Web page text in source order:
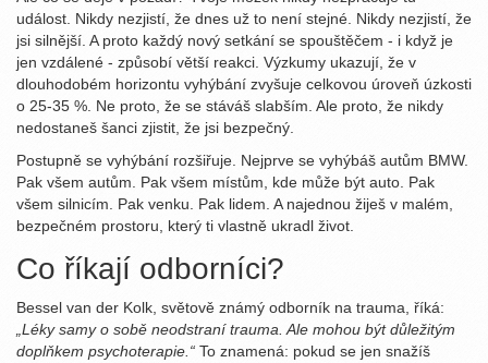
událost. Nikdy nezjistí, že dnes už to není stejné. Nikdy nezjistí, že
jsi silnější. A proto každý nový setkání se spouštěčem - i když je
jen vzdálené - způsobí větší reakci. Výzkumy ukazují, že v
dlouhodobém horizontu vyhýbání zvyšuje celkovou úroveň úzkosti
o 25-35 %. Ne proto, že se stáváš slabším. Ale proto, že nikdy
nedostaneš šanci zjistit, že jsi bezpečný.
Postupně se vyhýbání rozšiřuje. Nejprve se vyhýbáš autům BMW.
Pak všem autům. Pak všem místům, kde může být auto. Pak
všem silnicím. Pak venku. Pak lidem. A najednou žiješ v malém,
bezpečném prostoru, který ti vlastně ukradl život.
Co říkají odborníci?
Bessel van der Kolk, světově známý odborník na trauma, říká:
„Léky samy o sobě neodstraní trauma. Ale mohou být důležitým
doplňkem psychoterapie.“ To znamená: pokud se jen snažíš